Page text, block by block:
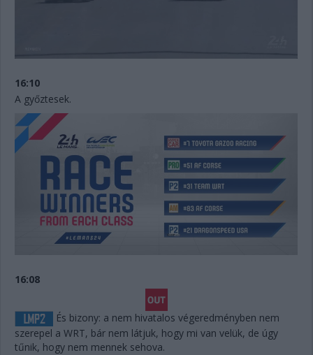
16:10
A győztesek.
16:08
És bizony: a nem hivatalos végeredményben nem
szerepel a WRT, bár nem látjuk, hogy mi van velük, de úgy
tűnik, hogy nem mennek sehova.